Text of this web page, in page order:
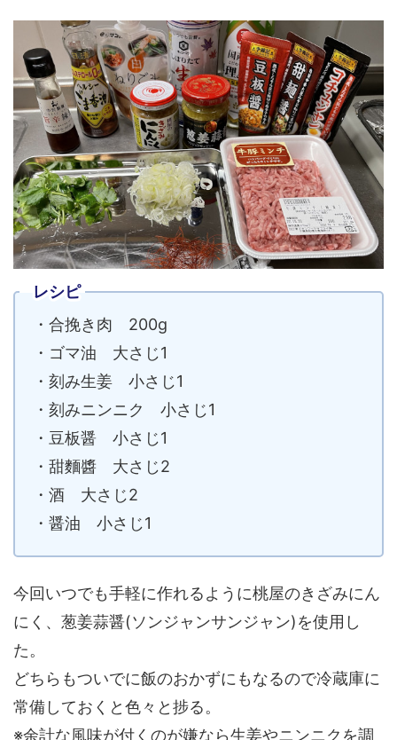
レシピ
・合挽き肉 200g
・ゴマ油 大さじ1
・刻み生姜 小さじ1
・刻みニンニク 小さじ1
・豆板醤 小さじ1
・甜麵醬 大さじ2
・酒 大さじ2
・醤油 小さじ1
今回いつでも手軽に作れるように桃屋のきざみにん
にく、葱姜蒜醤(ソンジャンサンジャン)を使用し
た。
どちらもついでに飯のおかずにもなるので冷蔵庫に
常備しておくと色々と捗る。
※余計な風味が付くのが嫌なら生姜やニンニクを調